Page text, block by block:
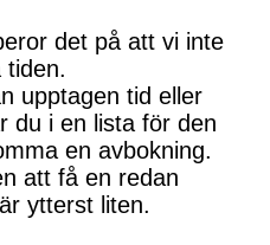
det på att vi inte
tiden.
upptagen tid eller
du i en lista för den
en avbokning.
att få en redan
ytterst liten.